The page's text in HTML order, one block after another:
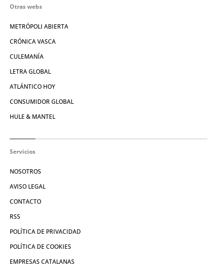
Otras webs
METRÓPOLI ABIERTA
CRÓNICA VASCA
CULEMANÍA
LETRA GLOBAL
ATLÁNTICO HOY
CONSUMIDOR GLOBAL
HULE & MANTEL
Servicios
NOSOTROS
AVISO LEGAL
CONTACTO
RSS
POLÍTICA DE PRIVACIDAD
POLÍTICA DE COOKIES
EMPRESAS CATALANAS